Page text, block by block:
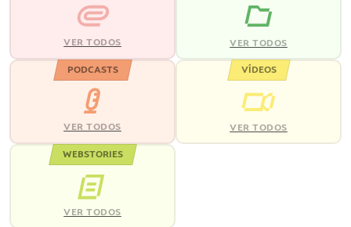
VER TODOS VER TODOS
PODCASTS
VER TODOS
VÍDEOS
VER TODOS
WEBSTORIES
VER TODOS